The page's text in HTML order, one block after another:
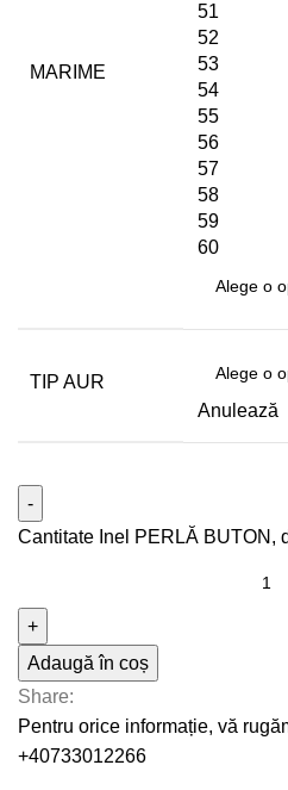
MARIME
51
52
53
54
55
56
57
58
59
60
TIP AUR
Anulează
Cantitate Inel PERLĂ BUTON,
Adaugă în coș
Share:
Pentru orice informație, vă
+40733012266